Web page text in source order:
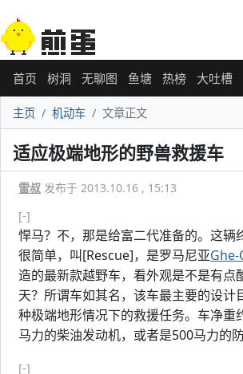
首页 树洞 无聊图 鱼塘 热榜 大吐槽
主页 机动车 文章正文
适应极端地形的野兽救援车
雷叔 发布于 2013.10.16 , 15:13
[-]
悍马？不，那是给富二代准备的。这辆
很简单，叫[Rescue]，是罗马尼亚Ghe-
造的最新款越野车，看外观是不是有
天？所谓车如其名，该车最主要的设计
种极端地形情况下的救援任务。车净重
马力的柴油发动机，或者是500马力的
[-]